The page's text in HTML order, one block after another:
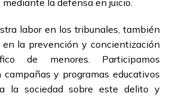
la defensa en juicio.
labor en los tribunales, también
la prevención y concientización
de menores. Participamos
y programas educativos
la sociedad sobre este delito y